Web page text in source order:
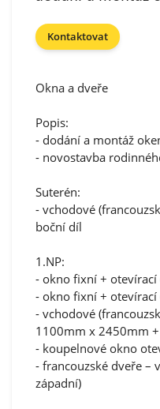
Kontaktovat
Okna a dveře
Popis:
- dodání a montáž
- novostavba
Suterén:
- vchodové
boční díl
1.NP:
- okno fixní + otevírací
- okno fixní + otevírací
- vchodové
1100mm x 2450mm
- koupelnové okno
- francouzské dveře –
západní)